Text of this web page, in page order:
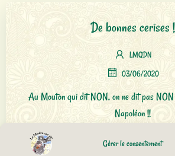
Gérer le consentement
De bonnes cerises !
LMQDN
03/06/2020
Au Mouton qui dit NON, on ne dit pas NON
Napoléon !!
0